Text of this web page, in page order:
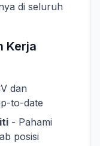
di seluruh
Kerja
dan
to-date
- Pahami
posisi